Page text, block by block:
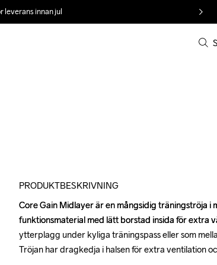
leverans innan jul
PRODUKTBESKRIVNING
Core Gain Midlayer är en mångsidig träningströja i
funktionsmaterial med lätt borstad insida för extra
ytterplagg under kyliga träningspass eller som
Tröjan har dragkedja i halsen för extra ventilation
Core Gain Midlayer är en mångsidig träningströja i
funktionsmaterial med lätt borstad insida för extra
ytterplagg under kyliga träningspass eller som
Tröjan har dragkedja i halsen för extra ventilation